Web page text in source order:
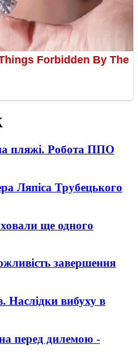
пляжі. Робота ППО
Ляпіса Трубецького
ще одного
завершення
Наслідки вибуху в
перед дилемою -